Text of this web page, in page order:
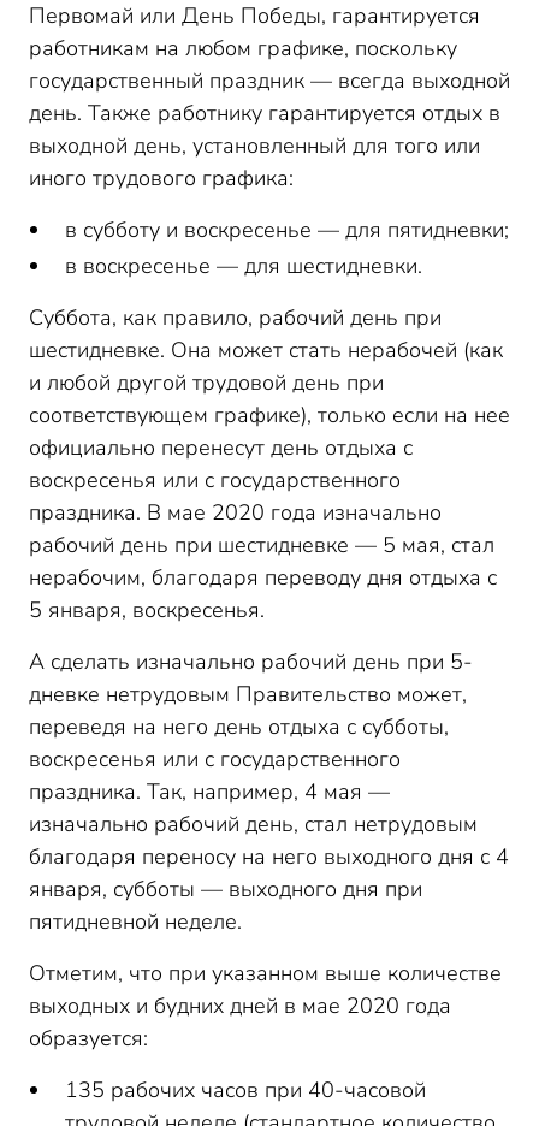
Первомай или День Победы, гарантируется
работникам на любом графике, поскольку
государственный праздник — всегда выходной
день. Также работнику гарантируется отдых в
выходной день, установленный для того или
иного трудового графика:
в субботу и воскресенье — для пятидневки;
в воскресенье — для шестидневки.
Суббота, как правило, рабочий день при
шестидневке. Она может стать нерабочей (как
и любой другой трудовой день при
соответствующем графике), только если на нее
официально перенесут день отдыха с
воскресенья или с государственного
праздника. В мае 2020 года изначально
рабочий день при шестидневке — 5 мая, стал
нерабочим, благодаря переводу дня отдыха с
5 января, воскресенья.
А сделать изначально рабочий день при 5-
дневке нетрудовым Правительство может,
переведя на него день отдыха с субботы,
воскресенья или с государственного
праздника. Так, например, 4 мая —
изначально рабочий день, стал нетрудовым
благодаря переносу на него выходного дня с 4
января, субботы — выходного дня при
пятидневной неделе.
Отметим, что при указанном выше количестве
выходных и будних дней в мае 2020 года
образуется:
135 рабочих часов при 40-часовой